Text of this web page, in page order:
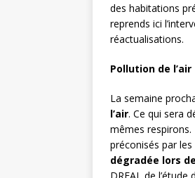
des habitations
reprends ici
réactualisations.
Pollution de l’air
La semaine
l’air. Ce qui sera
mêmes respirons.
préconisés par
dégradée lors